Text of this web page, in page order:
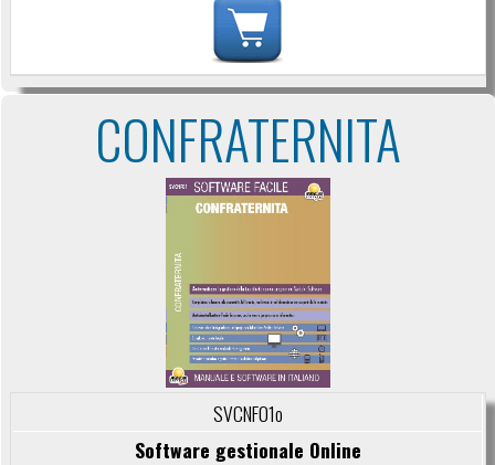
CONFRATERNITA
SVCNF01o
Software gestionale Online